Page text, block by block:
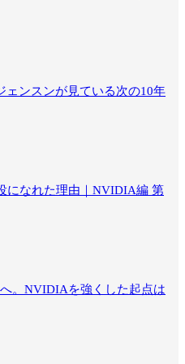
ンスンが見ている次の10年
になれた理由｜NVIDIA編 第
。NVIDIAを強くした起点は